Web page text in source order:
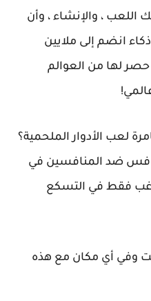
اللعب ، والإنشاء ، وأن
انضم إلى ملايين
لها من العوالم
لعب الأدوار الملحمية؟
ضد المنافسين في
فقط في التسكع
وفي أي مكان مع هذه